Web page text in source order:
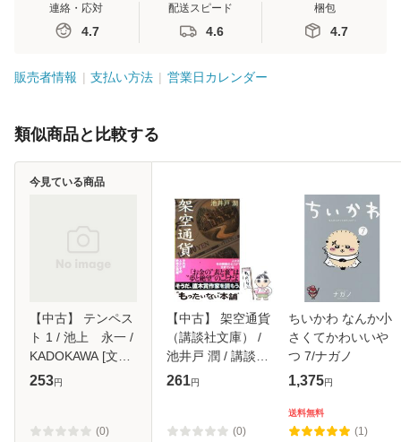
連絡・応対
4.7
配送スピード
4.6
梱包
4.7
販売者情報 支払い方法 営業日カレンダー
類似商品と比較する
【中古】 テンペス
ト 1 / 池上 永一 /
KADOKAWA [文庫]
【メール便送料無
253円
(0)
今見ている商品
【中古】 架空通貨
（講談社文庫） /
池井戸 潤 / 講談社
[文庫]【メール便送
261円
(0)
ちいかわ なんか小
さくてかわいいや
つ 7/ナガノ
1,375円
送料無料
(1)